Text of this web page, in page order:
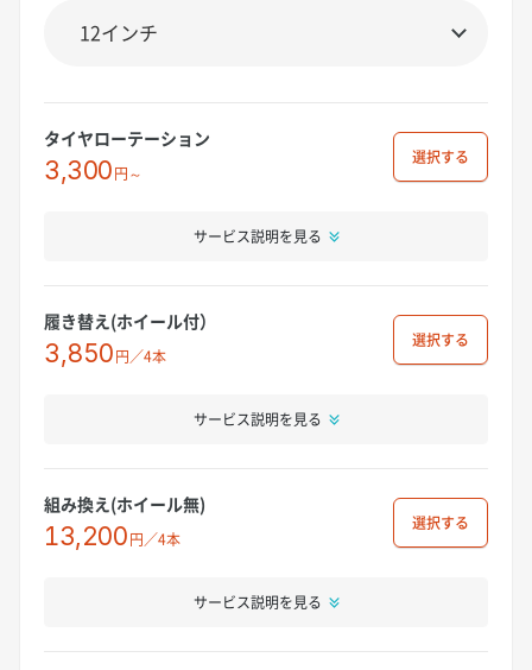
タイヤローテーション
3,300円～
選択
サービス説明を見る
履き替え(ホイール付）
3,850円／4本
選択
サービス説明を見る
組み換え(ホイール無)
13,200円／4本
選択
サービス説明を見る